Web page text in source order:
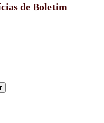
de Boletim